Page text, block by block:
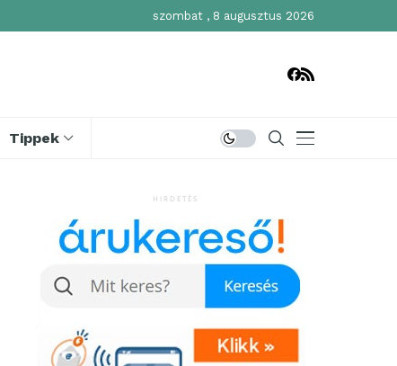
szombat , 8 augusztus 2026
Tippek
HIRDETÉS